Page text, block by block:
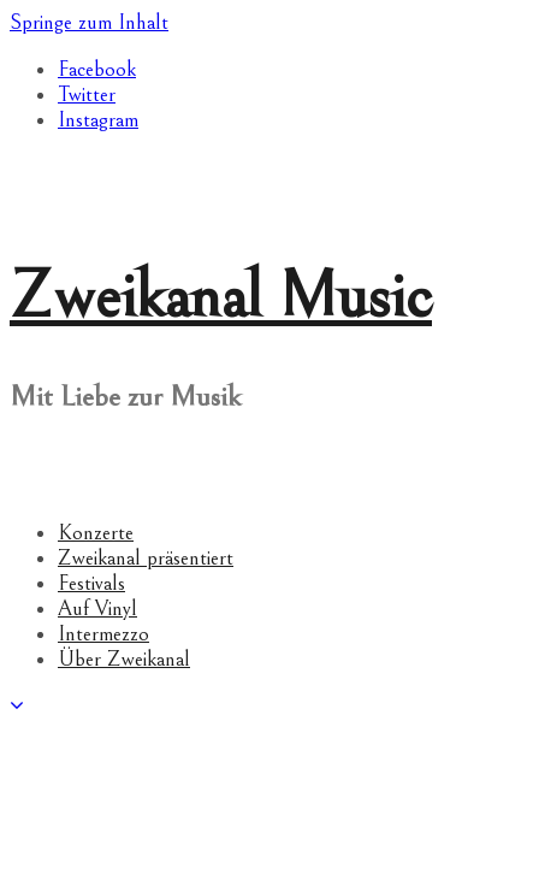
Springe zum Inhalt
Facebook
Twitter
Instagram
Zweikanal Music
Mit Liebe zur Musik
Konzerte
Zweikanal präsentiert
Festivals
Auf Vinyl
Intermezzo
Über Zweikanal